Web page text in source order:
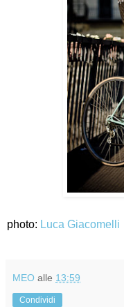
photo: Luca Giacomelli
MEO alle 13:59
Condividi